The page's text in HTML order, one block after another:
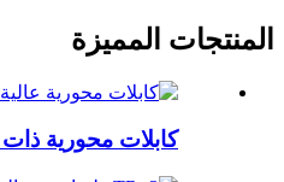
المنتجات المميزة
كابلات محورية